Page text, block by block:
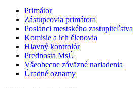
Primátor
Zástupcovia primátora
Poslanci mestského zastupiteľstva
Komisie a ich členovia
Hlavný kontrolór
Prednosta MsÚ
Všeobecne záväzné nariadenia
Úradné oznamy